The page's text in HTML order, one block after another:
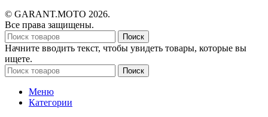
© GARANT.MOTO 2026.
Все права защищены.
Поиск
Начните вводить текст, чтобы увидеть товары, которые вы
ищете.
Поиск
Меню
Категории